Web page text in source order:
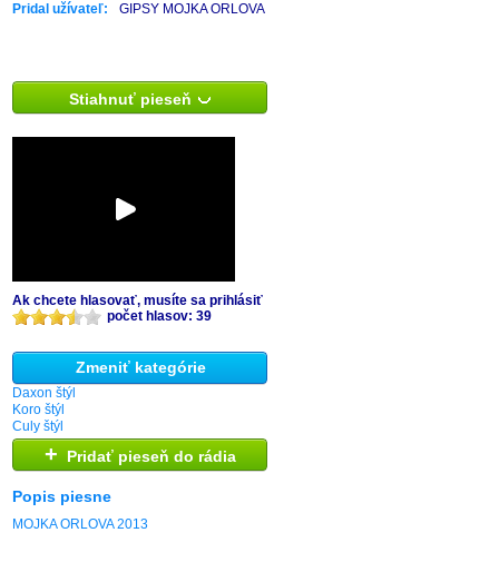
Pridal užívateľ: GIPSY MOJKA ORLOVA
Stiahnuť pieseň
Ak chcete hlasovať, musíte sa prihlásiť
počet hlasov: 39
Zmeniť kategórie
Daxon štýl
Koro štýl
Culy štýl
+ Pridať pieseň do rádia
Popis piesne
MOJKA ORLOVA 2013